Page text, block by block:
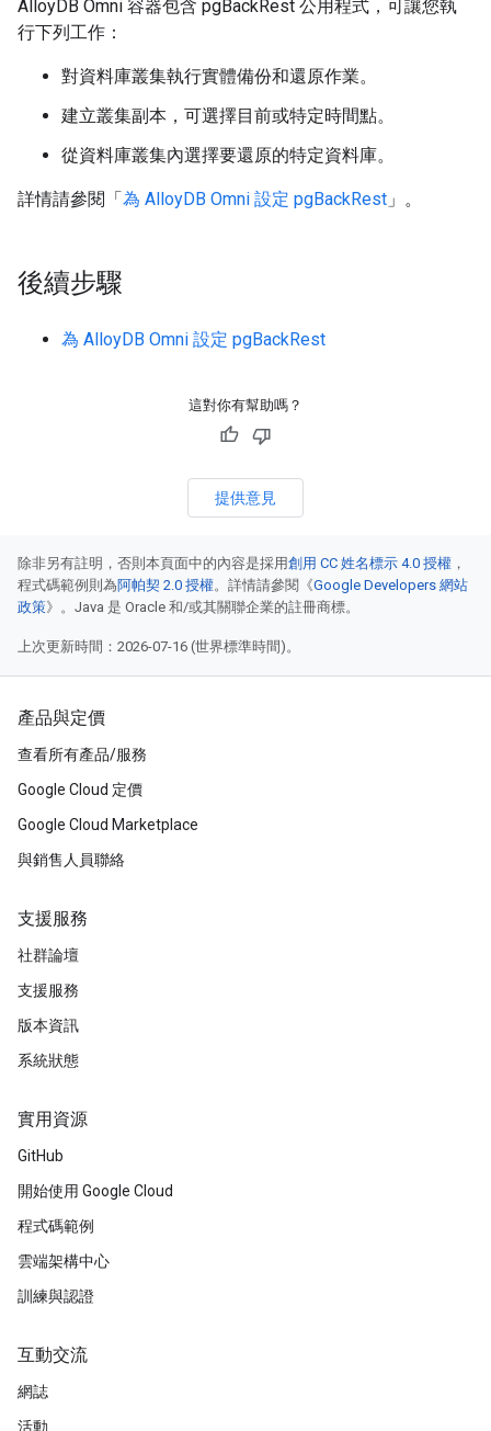
AlloyDB Omni 容器包含 pgBackRest 公用程式，可讓您執
行下列工作：
對資料庫叢集執行實體備份和還原作業。
建立叢集副本，可選擇目前或特定時間點。
從資料庫叢集內選擇要還原的特定資料庫。
詳情請參閱「為 AlloyDB Omni 設定 pgBackRest 」。
後續步驟
為 AlloyDB Omni 設定 pgBackRest
這對你有幫助嗎？
提供意見
除非另有註明，否則本頁面中的內容是採用創用 CC 姓名標示 4.0 授權 ，
程式碼範例則為阿帕契 2.0 授權。詳情請參閱《Google Developers 網站
政策》。Java 是 Oracle 和/或其關聯企業的註冊商標。
上次更新時間：2026-07-16 (世界標準時間)。
產品與定價
查看所有產品/服務
Google Cloud 定價
Google Cloud Marketplace
與銷售人員聯絡
支援服務
社群論壇
支援服務
版本資訊
系統狀態
實用資源
GitHub
開始使用 Google Cloud
程式碼範例
雲端架構中心
訓練與認證
互動交流
網誌
活動